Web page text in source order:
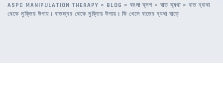
ASPC MANIPULATION THERAPY > BLOG > বাংলা ব্লগ > বাত ব্যথা > বাত ব্যাথা
থেকে মুক্তির উপায় | বাতজ্বর থেকে মুক্তির উপায় | কি খেলে বাতের ব্যথা বাড়ে